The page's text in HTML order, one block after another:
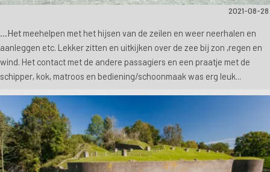
2021-08-28
...Het meehelpen met het hijsen van de zeilen en weer neerhalen en
aanleggen etc. L ekker zitten en uitkijken over de zee bij zon ,regen en
wind. Het contact met de andere passagiers en een praatje met de
schipper, kok, matroos en bediening/schoonmaak was erg leuk...